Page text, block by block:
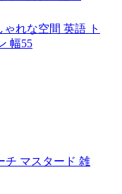
れな空間 英語 ト
幅55